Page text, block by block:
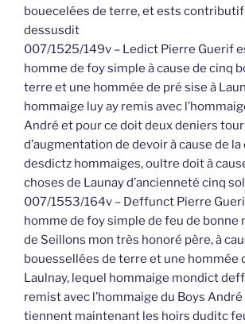
bouecelées de terre, et ests
dessusdit
007/1525/149v – Ledict Pierre Guerif
homme de foy simple à cause de cinq
terre et une hommée de pré sise à
hommaige luy ay remis avec
André et pour ce doit deux deniers
d’augmentation de devoir à cause de
desdictz hommaiges, oultre doit à
choses de Launay d’ancienneté cinq
007/1553/164v – Deffunct Pierre
homme de foy simple de feu de bonne
de Seillons mon très honoré père, à
bouessellées de terre et une hommée
Laulnay, lequel hommaige mondict
remist avec l’hommaige du Boys
tiennent maintenant les hoirs duditc